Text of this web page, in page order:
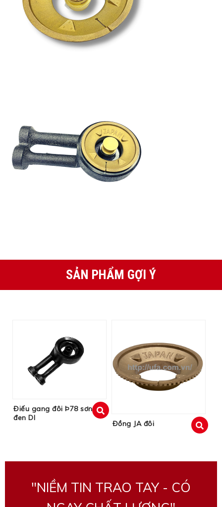
SẢN PHẨM GỢI Ý
Điếu gang đôi Þ78 sơn
đen DI
Đồng JA đôi
"NIỀM TIN TRAO TAY - CÓ